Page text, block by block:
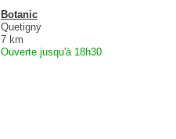
Botanic
Quetigny
7 km
Ouverte jusqu'à 18h30